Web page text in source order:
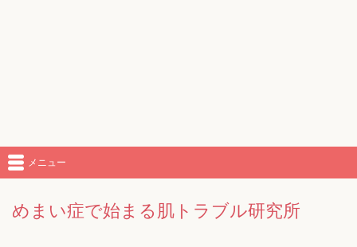
めまい症で始まる肌トラブル研究所
メニュー